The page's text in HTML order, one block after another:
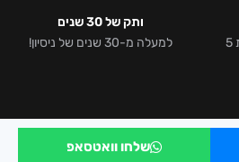
אלפי לקוחות מרוצים וביקורות 5
ותק של 30 שנים
למעלה מ-30 שנים של ניסיון!
שלחו וואטסאפ